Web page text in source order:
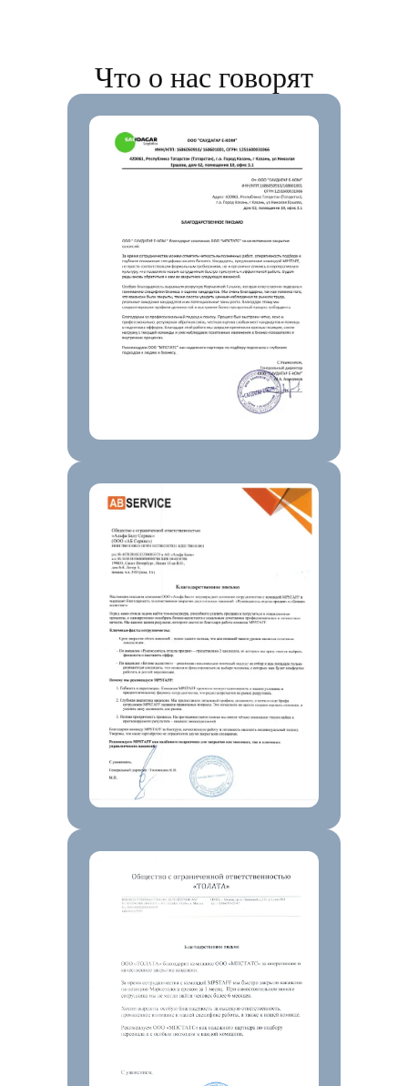
Что о нас говорят
Аудитор SKU 360
Внешняя аналитика WB
Внешняя аналитика Ozon
Аналитика Яндекс Маркет
Управление ценой
Внешняя реклама
Мои карточки
Внутренняя аналитика Wildberries
Автоответы на отзывы
Плагин для браузера